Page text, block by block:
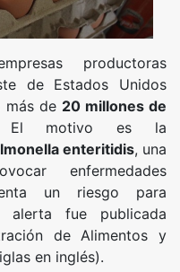
productoras
de Estados Unidos
más de 20 millones de
El motivo es la
enteritidis, una
enfermedades
un riesgo para
alerta fue publicada
de Alimentos y
en inglés).